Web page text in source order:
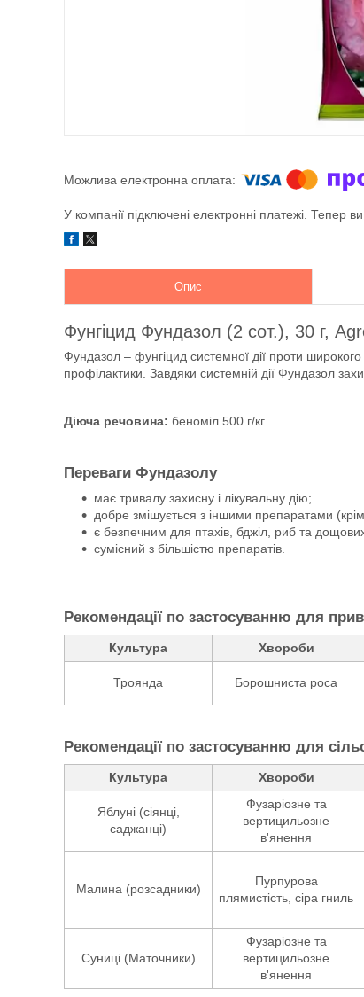
У компанії підключені електронні платежі. Тепер
Опис
Фунгіцид Фундазол (2 сот.), 30 г,
Фундазол – фунгіцид системної дії проти
профілактики. Завдяки системній дії Фундазол
Діюча речовина: беноміл 500 г/кг.
Переваги Фундазолу
має тривалу захисну і лікувальну дію;
добре змішується з іншими препаратами
є безпечним для птахів, бджіл, риб та дощових
сумісний з більшістю препаратів.
Рекомендації по застосуванню для
Культура Хвороби
Троянда Борошниста роса
Рекомендації по застосуванню для
Культура Хвороби
Яблуні (сіянці,
саджанці)
Фузаріозне та
вертицильозне
в'янення
Малина (розсадники)
Пурпурова
плямистість, сіра гниль
Суниці (Маточники)
Фузаріозне та
вертицильозне
в'янення